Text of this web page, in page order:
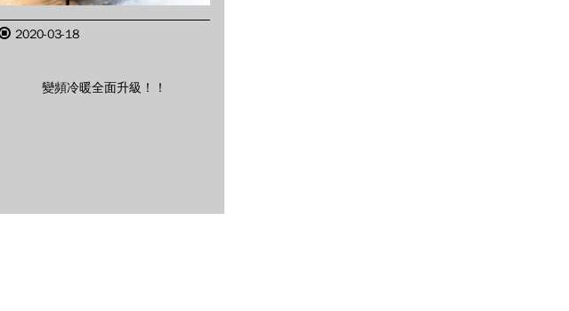
2020-03-18
變頻冷暖全面升級！！